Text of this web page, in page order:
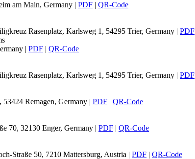
am Main, Germany | PDF | QR-Code
Rasenplatz, Karlsweg 1, 54295 Trier, Germany | PDF
| PDF | QR-Code
Rasenplatz, Karlsweg 1, 54295 Trier, Germany | PDF
Remagen, Germany | PDF | QR-Code
70, 32130 Enger, Germany | PDF | QR-Code
Straße 50, 7210 Mattersburg, Austria | PDF | QR-Code